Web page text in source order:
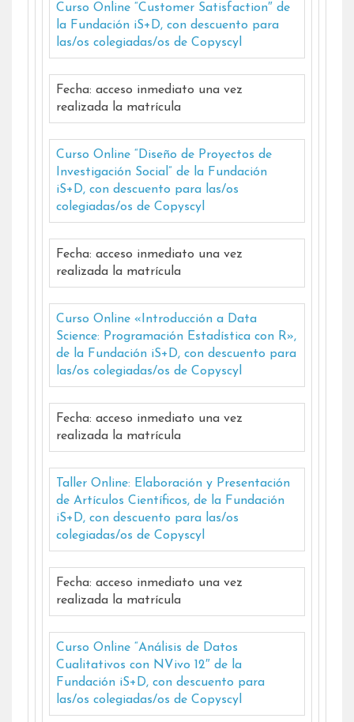
Curso Online “Customer Satisfaction″ de
la Fundación iS+D, con descuento para
las/os colegiadas/os de Copyscyl
Fecha: acceso inmediato una vez
realizada la matrícula
Curso Online “Diseño de Proyectos de
Investigación Social” de la Fundación
iS+D, con descuento para las/os
colegiadas/os de Copyscyl
Fecha: acceso inmediato una vez
realizada la matrícula
Curso Online «Introducción a Data
Science: Programación Estadística con R»,
de la Fundación iS+D, con descuento para
las/os colegiadas/os de Copyscyl
Fecha: acceso inmediato una vez
realizada la matrícula
Taller Online: Elaboración y Presentación
de Artículos Científicos, de la Fundación
iS+D, con descuento para las/os
colegiadas/os de Copyscyl
Fecha: acceso inmediato una vez
realizada la matrícula
Curso Online “Análisis de Datos
Cualitativos con NVivo 12″ de la
Fundación iS+D, con descuento para
las/os colegiadas/os de Copyscyl